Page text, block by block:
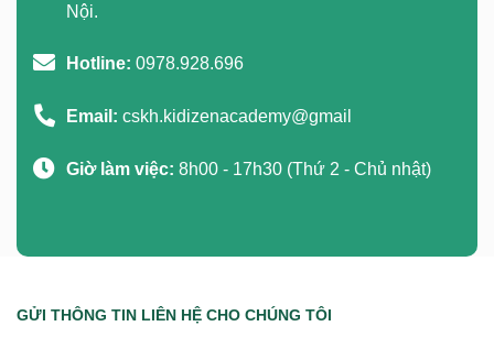
Nội.
Hotline: 0978.928.696
Email: cskh.kidizenacademy@gmail
Giờ làm việc: 8h00 - 17h30 (Thứ 2 - Chủ nhật)
GỬI THÔNG TIN LIÊN HỆ CHO CHÚNG TÔI